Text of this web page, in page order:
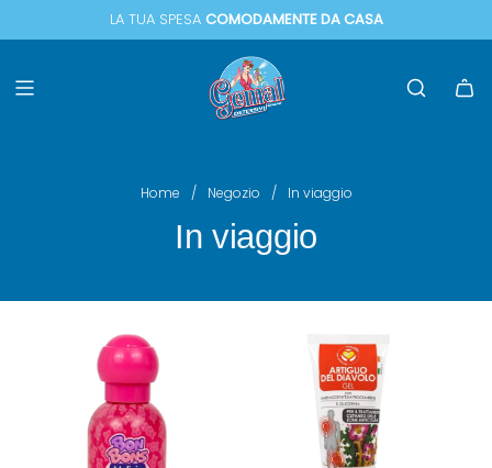
Vai al menu
Vai al piè di página
Apri widget di accessibilità
LA TUA SPESA COMODAMENTE DA CASA
IN TUTTA EUROPA
Home / Negozio / In viaggio
In viaggio